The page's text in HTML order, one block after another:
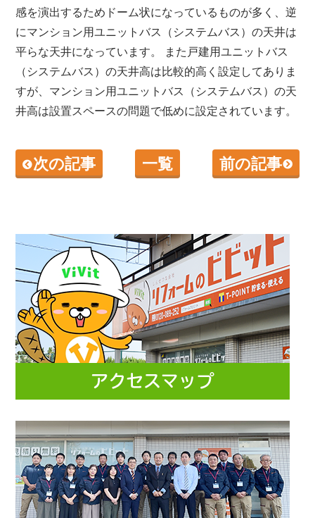
感を演出するためドーム状になっているものが多く、逆
にマンション用ユニットバス（システムバス）の天井は
平らな天井になっています。 また戸建用ユニットバス
（システムバス）の天井高は比較的高く設定してありま
すが、マンション用ユニットバス（システムバス）の天
井高は設置スペースの問題で低めに設定されています。
次の記事 一覧 前の記事